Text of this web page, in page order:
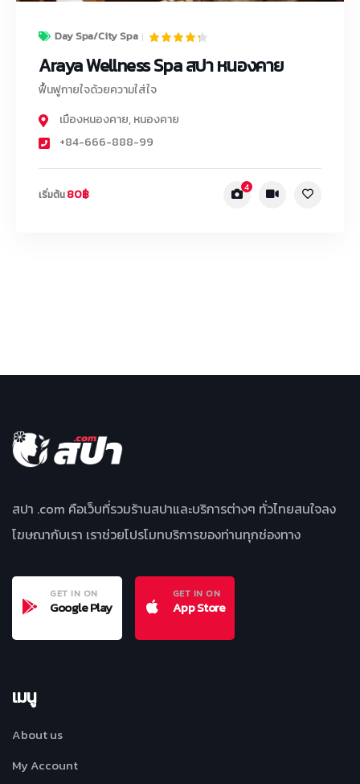
Day Spa/City Spa
Araya Wellness Spa สปา หนองคาย
ฟื้นฟูกายใจด้วยความใส่ใจ
เมืองหนองคาย,หนองคาย
+84-666-888-99
เริ่มต้น80฿ 4
สปา .com คือเว็บที่รวมร้านสปาและบริการต่างๆ ทั่วไทยสนใจลง
โฆษณากับเรา เราช่วยโปรโมทบริการของท่านทุกช่องทาง
GET IN ON
Google Play
GET IN ON
App Store
เมนู
About us
My Account